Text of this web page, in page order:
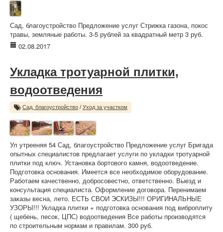
Сад, благоустройство Предложение услуг Стрижка газона, покос
травы, земляные работы. 3-5 рублей за квадратный метр 3 руб.
02.08.2017
Укладка тротуарной плитки,
водоотведения
Сад, благоустройство / Уход за участком
Ул утрееняя 54 Сад, благоустройство Предложение услуг Бригада
опытных специалистов предлагает услуги по укладки тротуарной
плитки под ключ. Установка бортового камня, водоотведение.
Подготовка основания. Имеется все необходимое оборудование.
Работаем качественно, добросовестно, ответственно. Выезд и
консультация специалиста. Оформление договора. Перенимаем
заказы весна, лето. ЕСТЬ СВОИ ЭСКИЗЫ!!! ОРИГИНАЛЬНЫЕ
УЗОРЫ!!! Укладка плитки + подготовка основания под виброплиту
( щебень, песок, ЦПС) водоотведения Все работы производятся
по строительным нормам и правилам. 300 руб.